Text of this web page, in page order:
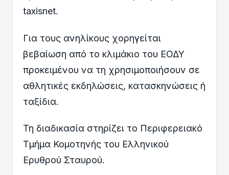
taxisnet.
Για τους ανηλίκους χορηγείται
βεβαίωση από το κλιμάκιο του ΕΟΔΥ
προκειμένου να τη χρησιμοποιήσουν σε
αθλητικές εκδηλώσεις, κατασκηνώσεις ή
ταξίδια.
Τη διαδικασία στηρίζει το Περιφερειακό
Τμήμα Κομοτηνής του Ελληνικού
Ερυθρού Σταυρού.